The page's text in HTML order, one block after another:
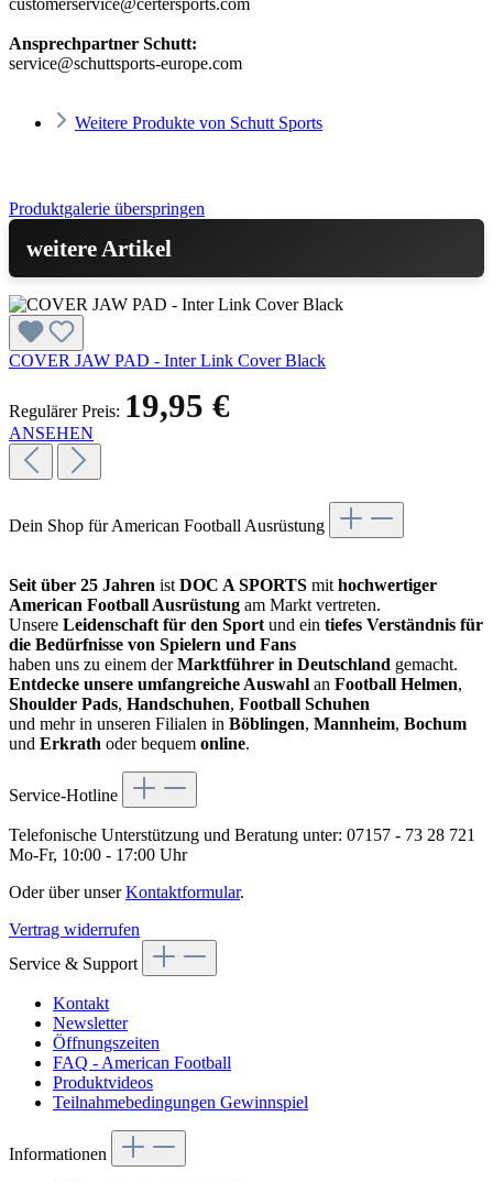
Ansprechpartner Schutt:
service@schuttsports-europe.com
Weitere Produkte von Schutt Sports
Produktgalerie überspringen
weitere Artikel
COVER JAW PAD - Inter Link Cover Black
Regulärer Preis: 19,95 €
ANSEHEN
Dein Shop für American Football Ausrüstung
Seit über 25 Jahren ist DOC A SPORTS mit hochwertiger
American Football Ausrüstung am Markt vertreten.
Unsere Leidenschaft für den Sport und ein tiefes Verständnis für
die Bedürfnisse von Spielern und Fans
haben uns zu einem derMarktführer in Deutschland gemacht.
Entdecke unsere umfangreiche Auswahl an Football Helmen,
Shoulder Pads, Handschuhen, Football Schuhen
und mehr in unseren Filialen in Böblingen, Mannheim, Bochum
und Erkrath oder bequem online.
Service-Hotline
Telefonische Unterstützung und Beratung unter: 07157 - 73 28 721
Mo-Fr, 10:00 - 17:00 Uhr
Oder über unserKontaktformular.
Vertrag widerrufen
Service & Support
Kontakt
Newsletter
Öffnungszeiten
FAQ - American Football
Produktvideos
Teilnahmebedingungen Gewinnspiel
Informationen